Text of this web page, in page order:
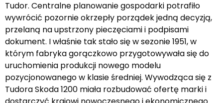
Tudor. Centralne planowanie gospodarki potrafiło
wywrócić pozornie okrzepły porządek jedną decyzją,
przelaną na upstrzony pieczęciami i podpisami
dokument. I właśnie tak stało się w sezonie 1951, w
którym fabryka gorączkowo przygotowywała się do
uruchomienia produkcji nowego modelu
pozycjonowanego w klasie średniej. Wywodząca się z
Tudora Skoda 1200 miała rozbudować ofertę marki i